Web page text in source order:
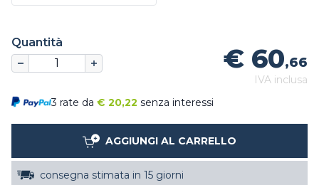
Quantità
€ 60,66
IVA inclusa
3 rate da € 20,22 senza interessi
AGGIUNGI AL CARRELLO
consegna stimata in 15 giorni